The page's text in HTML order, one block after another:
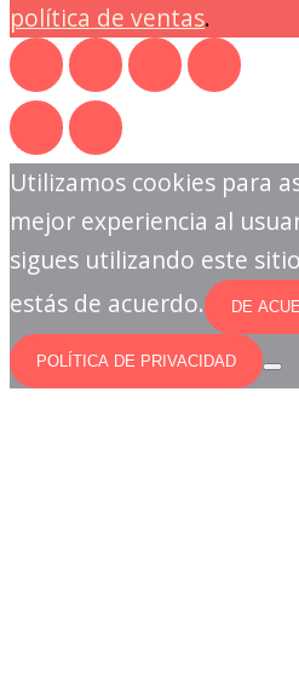
política de ventas.
Utilizamos cookies para
mejor experiencia al
sigues utilizando este
estás de acuerdo.
DE
POLÍTICA DE PRIVACIDAD